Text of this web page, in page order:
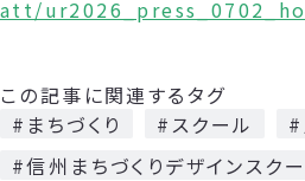
att/
この記事に関連するタグ
#まちづくり
#スクール
#信州まちづくりデザインスク